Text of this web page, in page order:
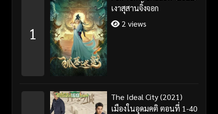
1
เงาสุสานจิ้งจอก
2 views
The Ideal City (2021)
เมืองในอุดมคติ ตอนที่ 1-40